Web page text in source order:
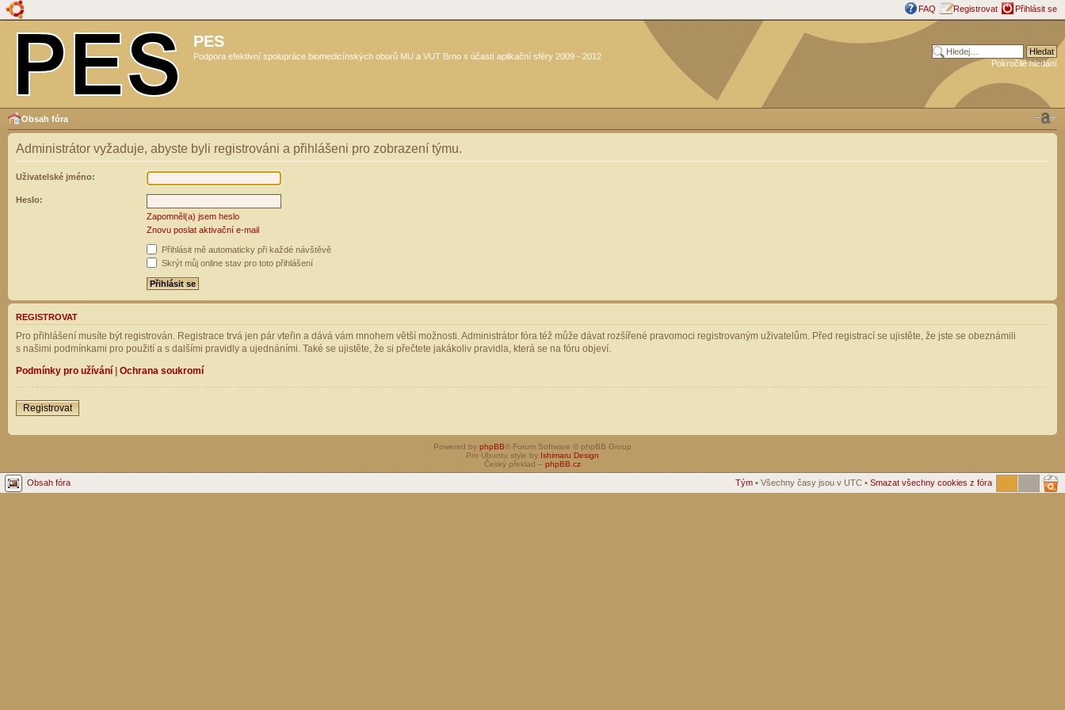
FAQ Registrovat Přihlásit se
PES
Podpora efektivní spolupráce biomedicínských oborů MU a VUT Brno s účastí aplikační sféry 2009 - 2012
Pokročilé hledání
Obsah fóra
Administrátor vyžaduje, abyste byli registrováni a přihlášeni pro zobrazení týmu.
Uživatelské jméno:
Heslo:
Zapomněl(a) jsem heslo
Znovu poslat aktivační e-mail
Přihlásit mě automaticky při každé návštěvě
Skrýt můj online stav pro toto přihlášení
REGISTROVAT
Pro přihlášení musíte být registrován. Registrace trvá jen pár vteřin a dává vám mnohem větší možnosti. Administrátor fóra též může dávat rozšířené pravomoci registrovaným uživatelům. Před registrací se ujistěte, že jste se obeznámili
s našimi podmínkami pro použití a s dalšími pravidly a ujednáními. Také se ujistěte, že si přečtete jakákoliv pravidla, která se na fóru objeví.
Podmínky pro užívání | Ochrana soukromí
Registrovat
Powered by phpBB® Forum Software © phpBB Group
Pro Ubuntu style by Ishimaru Design
Český překlad – phpBB.cz
Obsah fóra Tým • Všechny časy jsou v UTC • Smazat všechny cookies z fóra